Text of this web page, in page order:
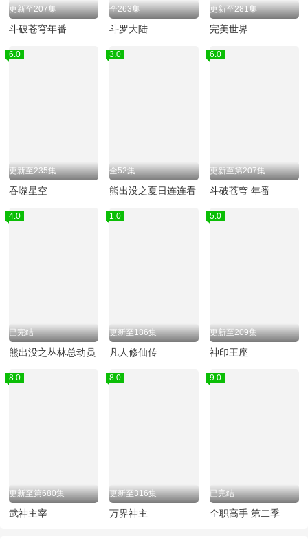
更新至207集
斗破苍穹年番
全263集
斗罗大陆
更新至281集
完美世界
6.0
更新至235集
吞噬星空
3.0
全52集
熊出没之夏日连连看
6.0
更新至第207集
斗破苍穹 年番
4.0
已完结
熊出没之丛林总动员
1.0
更新至186集
凡人修仙传
5.0
更新至209集
神印王座
8.0
更新至第680集
武神主宰
8.0
更新至316集
万界神主
9.0
已完结
全职高手 第二季